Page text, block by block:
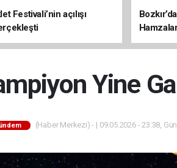
Festivali’nin açılışı
Kursu
Yine
(Haber Merkezi) - | 09.05.2026 - 23:38,